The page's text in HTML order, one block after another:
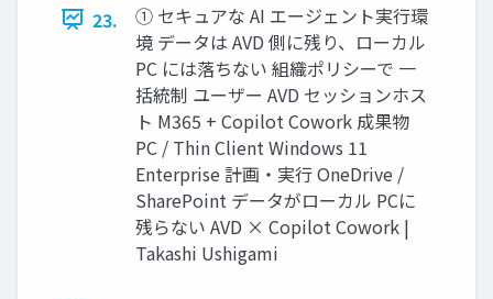
23.
① セキュアな AI エージェント実行環
境 データは AVD 側に残り、ローカル
PC には落ちない 組織ポリシーで 一
括統制 ユーザー AVD セッションホス
ト M365 + Copilot Cowork 成果物
PC / Thin Client Windows 11
Enterprise 計画・実行 OneDrive /
SharePoint データがローカル PCに
残らない AVD × Copilot Cowork |
Takashi Ushigami